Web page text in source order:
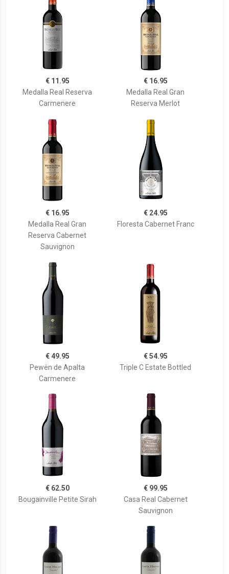
€ 11.95
Medalla Real Reserva
Carmenere
€ 16.95
Medalla Real Gran
Reserva Merlot
€ 16.95
Medalla Real Gran
Reserva Cabernet
Sauvignon
€ 24.95
Floresta Cabernet Franc
€ 49.95
Pewën de Apalta
Carmenere
€ 54.95
Triple C Estate Bottled
€ 62.50
Bougainville Petite Sirah
€ 99.95
Casa Real Cabernet
Sauvignon